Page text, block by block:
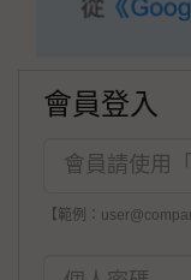
會員登入
【範例：